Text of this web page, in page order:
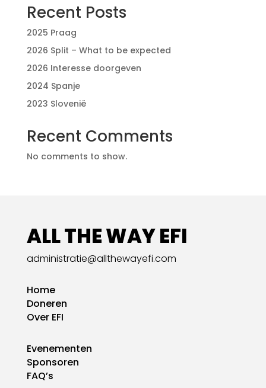
Recent Posts
2025 Praag
2026 Split – What to be expected
2026 Interesse doorgeven
2024 Spanje
2023 Slovenië
Recent Comments
No comments to show.
ALL THE WAY EFI
administratie@allthewayefi.com
Home
Doneren
Over EFI
Evenementen
Sponsoren
FAQ’s